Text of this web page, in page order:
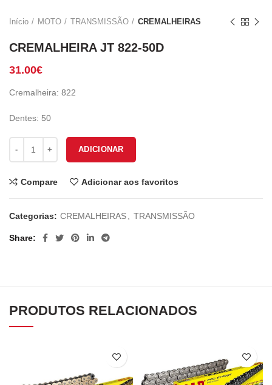
Início MOTO TRANSMISSÃO CREMALHEIRAS
CREMALHEIRA JT 822-50D
31.00€
Cremalheira: 822
Dentes: 50
ADICIONAR
Compare Adicionar aos favoritos
Categorias: CREMALHEIRAS TRANSMISSÃO
Share
PRODUTOS RELACIONADOS